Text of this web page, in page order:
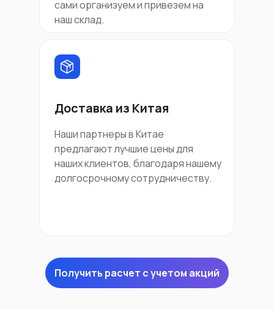
сами организуем и привезем на
наш склад.
Доставка из Китая
Наши партнеры в Китае
предлагают лучшие цены для
наших клиентов, благодаря нашему
долгосрочному сотрудничеству.
Получить расчет с учетом акций